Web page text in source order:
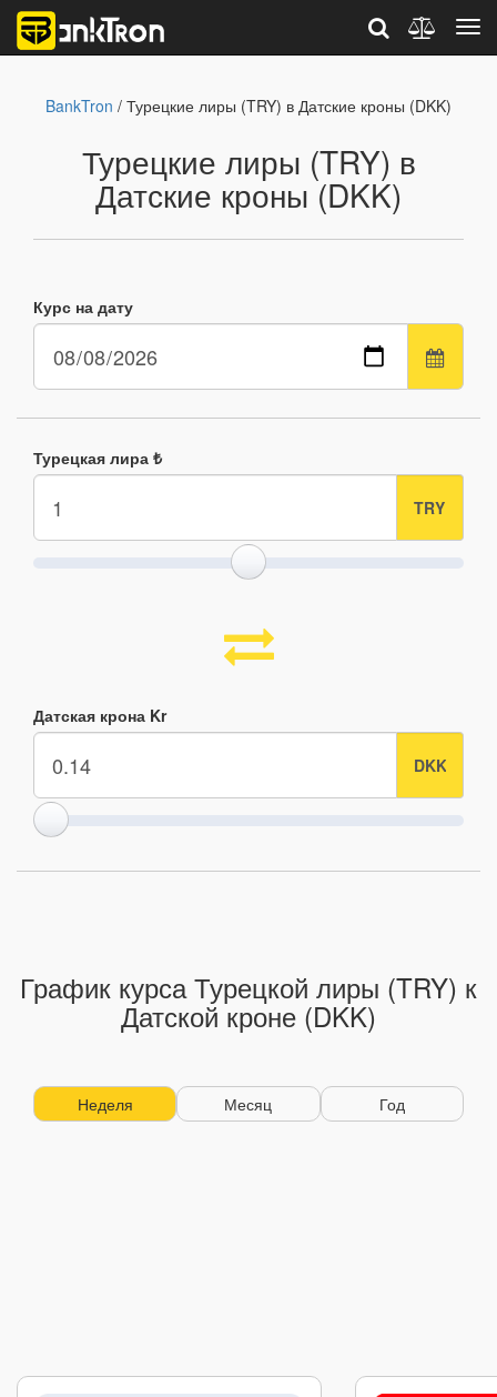
BankTron / Турецкие лиры (TRY) в Датские кроны (DKK)
Турецкие лиры (TRY) в
Датские кроны (DKK)
Курс на дату
Турецкая лира ₺
Датская крона Kr
График курса Турецкой лиры (TRY) к
Датской кроне (DKK)
Неделя Месяц Год